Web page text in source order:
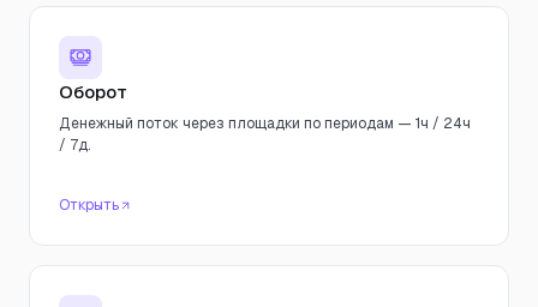
Оборот
Денежный поток через площадки по периодам — 1ч / 24ч
/ 7д.
Открыть